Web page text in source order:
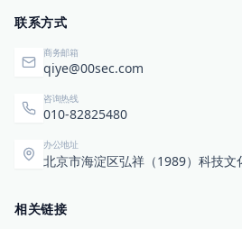
联系方式
商务邮箱
qiye@00sec.com
咨询热线
010-82825480
办公地址
北京市海淀区弘祥（1989）科技
相关链接